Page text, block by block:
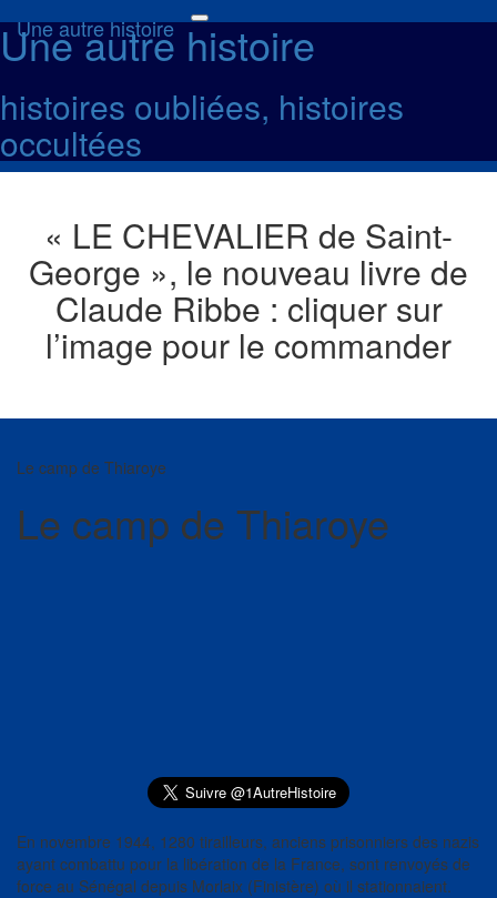
Toggle
navigation
Une autre histoire
Une autre histoire
histoires oubliées, histoires
occultées
« LE CHEVALIER de Saint-
George », le nouveau livre de
Claude Ribbe : cliquer sur
l’image pour le commander
Le camp de Thiaroye
Le camp de Thiaroye
En novembre 1944, 1280 tirailleurs, anciens prisonniers des nazis
ayant combattu pour la libération de la France, sont renvoyés de
force au Sénégal depuis Morlaix (Finistère) où il stationnaient.